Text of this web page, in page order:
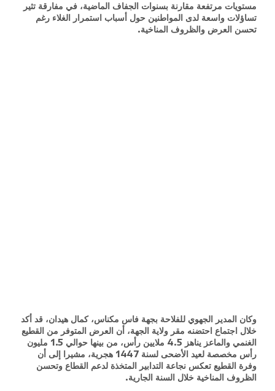
مستويات مرتفعة مقارنة بسنوات الجفاف الماضية، في مفارقة تثير
تساؤلات واسعة لدى المواطنين حول أسباب استمرار الغلاء رغم
تحسن العرض والظروف المناخية.
وكان المدير الجهوي للفلاحة بجهة فاس مكناس، كمال هيدان، قد أكد
خلال اجتماع احتضنه مقر ولاية الجهة، أن العرض المتوفر من القطيع
الغنمي والماعز يناهز 4.5 ملايين رأس، من بينها حوالي 1.5 مليون
رأس مخصصة لعيد الأضحى لسنة 1447 هجرية، مشيرا إلى أن
وفرة القطيع تعكس نجاعة التدابير المتخذة لدعم القطاع وتحسن
الظروف المناخية خلال السنة الجارية.